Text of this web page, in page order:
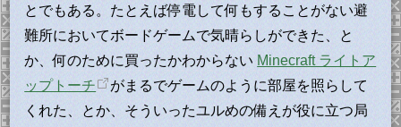
とでもある。たとえば停電して何もすることがない避
難所においてボードゲームで気晴らしができた、と
か、何のために買ったかわからない Minecraft ライトア
ップトーチ
がまるでゲームのように部屋を照らして
くれた、とか、そういったユルめの備えが役に立つ局